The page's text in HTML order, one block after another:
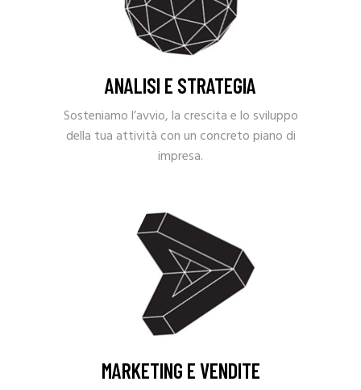
ANALISI E STRATEGIA
Sosteniamo l’avvio, la crescita e lo sviluppo
della tua attività con un concreto piano di
impresa.
MARKETING E VENDITE